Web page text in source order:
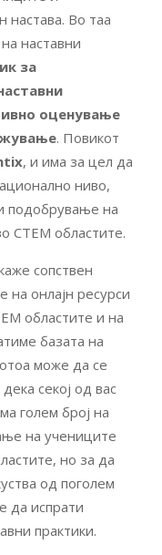
настава. Во таа
наставни
за
оценување
. Повикот
, и има за цел да
ниво,
подобрување на
СТЕМ областите.
сопствен
онлајн ресурси
областите и на
базата на
може да се
секој од вас
голем број на
на учениците
но за да
од поголем
да испрати
практики.